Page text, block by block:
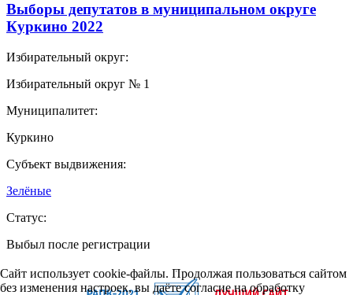
Выборы депутатов в муниципальном округе
Куркино 2022
Избирательный округ:
Избирательный округ № 1
Муниципалитет:
Куркино
Субъект выдвижения:
Зелёные
Статус:
Выбыл после регистрации
Сайт использует cookie-файлы. Продолжая пользоваться сайтом
без изменения настроек, вы даёте согласие на обработку